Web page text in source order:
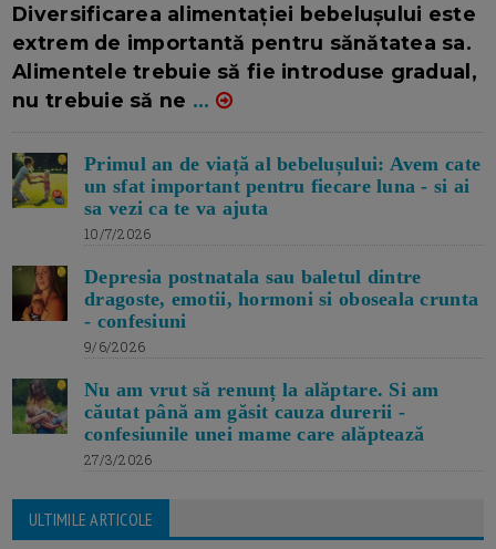
Diversificarea alimentației bebelușului este
extrem de importantă pentru sănătatea sa.
Alimentele trebuie să fie introduse gradual,
nu trebuie să ne ...
Primul an de viață al bebelușului: Avem cate
un sfat important pentru fiecare luna - si ai
sa vezi ca te va ajuta
10/7/2026
Depresia postnatala sau baletul dintre
dragoste, emotii, hormoni si oboseala crunta
- confesiuni
9/6/2026
Nu am vrut să renunț la alăptare. Si am
căutat până am găsit cauza durerii -
confesiunile unei mame care alăptează
27/3/2026
ULTIMILE ARTICOLE